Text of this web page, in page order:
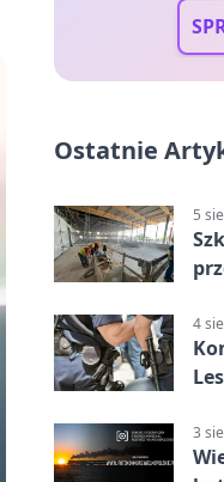
Ostatnie
5
4
3